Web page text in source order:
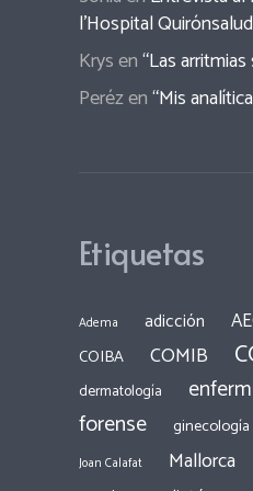
l’Hospital
Krysen“Las
Perézen“Mis
Etiquetas
Adema adicción
COIBA COMIB
dermatología
forense ginecología
Joan Calafat Mallorca